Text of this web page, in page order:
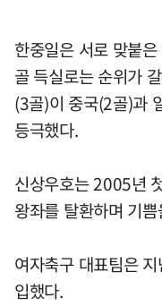
한중일은 서로 맞붙
골 득실로는 순위가
(3골)이 중국(2골)과
등극했다.
신상우호는 2005년
왕좌를 탈환하며 기
여자축구 대표팀은
입했다.